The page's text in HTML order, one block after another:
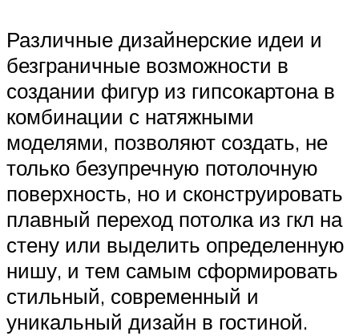
Различные дизайнерские идеи и
безграничные возможности в
создании фигур из гипсокартона в
комбинации с натяжными
моделями, позволяют создать, не
только безупречную потолочную
поверхность, но и сконструировать
плавный переход потолка из гкл на
стену или выделить определенную
нишу, и тем самым сформировать
стильный, современный и
уникальный дизайн в гостиной.